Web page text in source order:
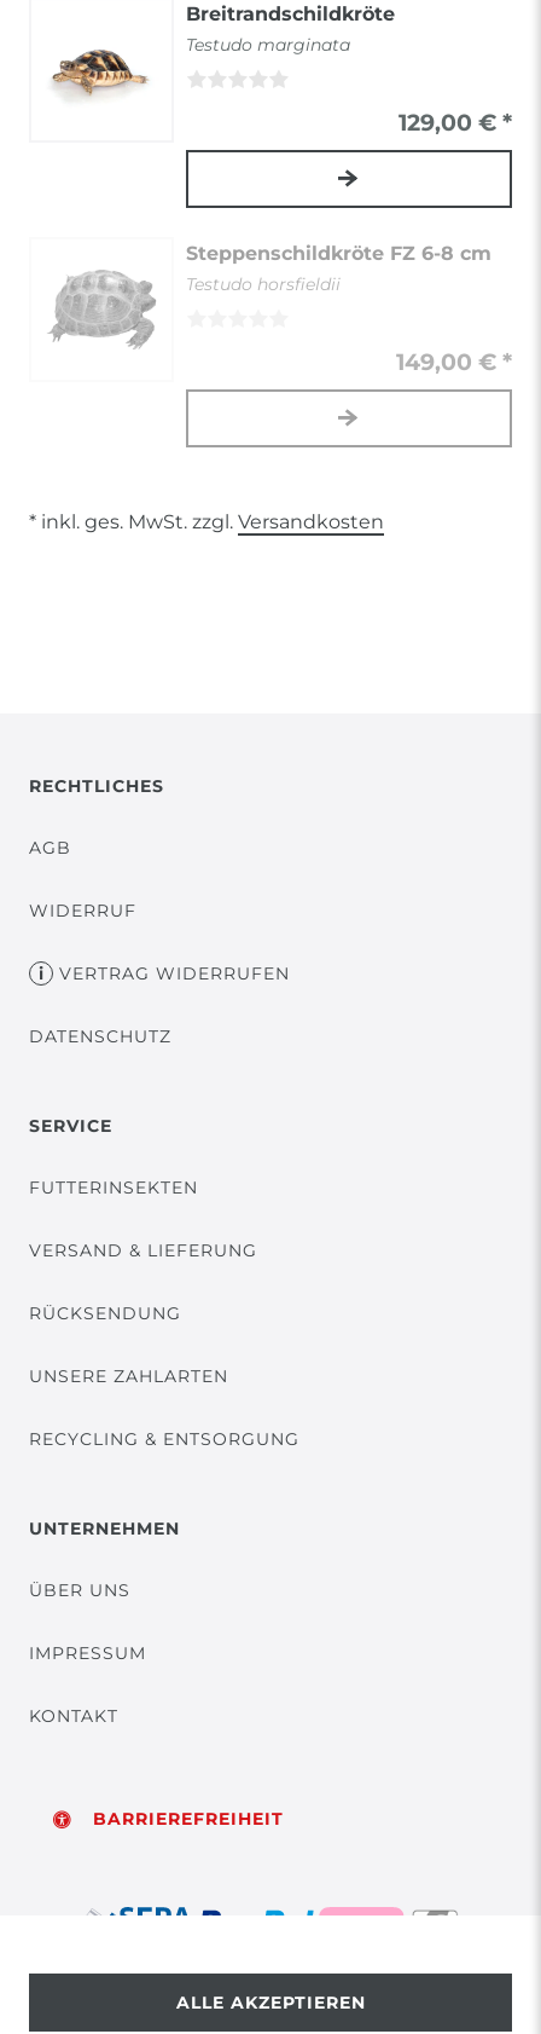
Breitrandschildkröte
Testudo marginata
129,00 € *
Steppenschildkröte FZ 6-8 cm
Testudo horsfieldii
149,00 € *
* inkl. ges. MwSt. zzgl. Versandkosten
RECHTLICHES
AGB
WIDERRUF
VERTRAG WIDERRUFEN
DATENSCHUTZ
SERVICE
FUTTERINSEKTEN
VERSAND & LIEFERUNG
RÜCKSENDUNG
UNSERE ZAHLARTEN
RECYCLING & ENTSORGUNG
UNTERNEHMEN
ÜBER UNS
IMPRESSUM
KONTAKT
BARRIEREFREIHEIT
© Copyright 2026 | Alle Rechte vorbehalten.
ALLE AKZEPTIEREN